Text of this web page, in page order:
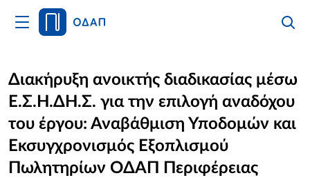
Άνοιγμα
Κυρίως
Αρχική
Οργανισμός
Νέα
Διακήρυξη ανοικτής διαδικασίας μέσω
Ε.Σ.Η.ΔΗ.Σ. για την επιλογή αναδόχου
του έργου: Αναβάθμιση Υποδομών και
Εκσυγχρονισμός Εξοπλισμού
Πωλητηρίων ΟΔΑΠ Περιφέρειας